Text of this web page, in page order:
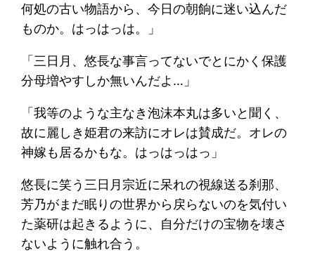
何処の古い物語から、今日の朝餉に迷い込んだ
ものか。はっはっは。」
「三日月、悠長な事言ってないでとにかく保護
分母増やすしか無いんだよ…」
「我等のような主なき泡沫本丸は多いと聞く、
故に麗しき姫君の来訪にオレは賛成だ。オレの
神嫁も居るかもな。はっはっはっ」
悠長に笑う三日月宗近に呆れの視線送る刹那、
芳乃がまだ眠りの世界から戻らないのを気付い
た薬研は起きるように、自分だけの宝物を壊さ
ないように触れ合う。